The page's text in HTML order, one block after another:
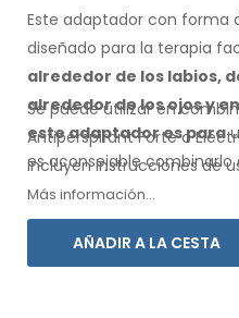
Este adaptador con forma
diseñado para la terapia
alrededor de los labios,
alrededor de los ojosy
este adaptadorespara
es aconsejable combinarlo
frente.
Se puede utilizar en
Antiperspirant Forte o
incluyen instrucciones de
Más información...
AÑADIR A LA CESTA